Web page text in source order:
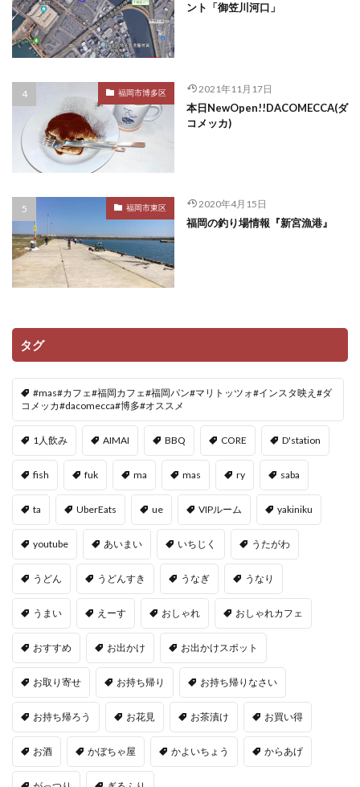
ント「御笠川河口」
福岡市博多区 2021年11月17日
本日NewOpen!!DACOMECCA(ダ
コメッカ)
福岡市東区 2020年4月15日
福岡の釣り場情報『新宮漁港』
タグ
#mas#カフェ#福岡カフェ#福岡パン#マリトッツォ#インスタ映え#ダ
コメッカ#dacomecca#博多#オススメ
1人飲み AIMAI BBQ CORE D'station
fish fuk ma mas ry saba
ta UberEats ue VIPルーム yakiniku
youtube あいまい いちじく うたがわ
うどん うどんすき うなぎ うなり
うまい えーす おしゃれ おしゃれカフェ
おすすめ お出かけ お出かけスポット
お取り寄せ お持ち帰り お持ち帰りなさい
お持ち帰ろう お花見 お茶漬け お買い得
お酒 かぼちゃ屋 かよいちょう からあげ